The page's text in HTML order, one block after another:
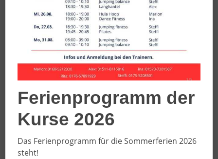
1. Eberssportfest
(Nachholtermin)
Samstag, 29. August 2026 in
Everswinkel
Ferienprogramm der
Kurse 2026
Das Ferienprogramm für die Sommerferien 2026
steht!